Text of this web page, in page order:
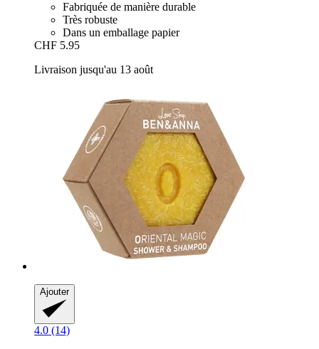
Fabriquée de manière durable
Très robuste
Dans un emballage papier
CHF 5.95
Livraison jusqu'au 13 août
Ajouter
4.0 (14)